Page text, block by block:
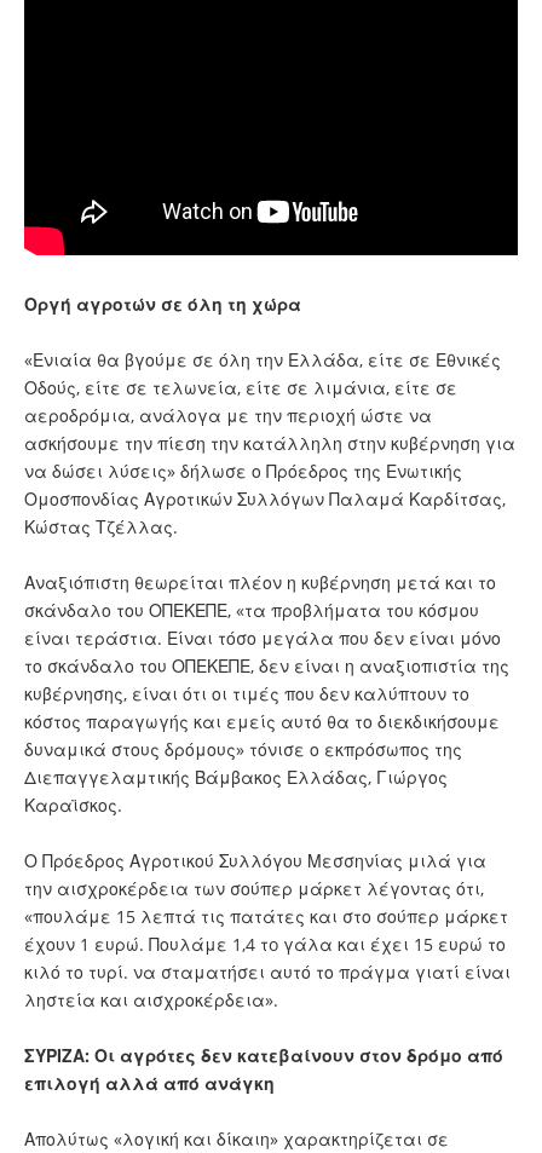
Οργή αγροτών σε όλη τη χώρα
«Ενιαία θα βγούμε σε όλη την Ελλάδα, είτε σε Εθνικές
Οδούς, είτε σε τελωνεία, είτε σε λιμάνια, είτε σε
αεροδρόμια, ανάλογα με την περιοχή ώστε να
ασκήσουμε την πίεση την κατάλληλη στην κυβέρνηση για
να δώσει λύσεις» δήλωσε ο Πρόεδρος της Ενωτικής
Ομοσπονδίας Αγροτικών Συλλόγων Παλαμά Καρδίτσας,
Κώστας Τζέλλας.
Αναξιόπιστη θεωρείται πλέον η κυβέρνηση μετά και το
σκάνδαλο του ΟΠΕΚΕΠΕ, «τα προβλήματα του κόσμου
είναι τεράστια. Είναι τόσο μεγάλα που δεν είναι μόνο
το σκάνδαλο του ΟΠΕΚΕΠΕ, δεν είναι η αναξιοπιστία της
κυβέρνησης, είναι ότι οι τιμές που δεν καλύπτουν το
κόστος παραγωγής και εμείς αυτό θα το διεκδικήσουμε
δυναμικά στους δρόμους» τόνισε ο εκπρόσωπος της
Διεπαγγελαμτικής Βάμβακος Ελλάδας, Γιώργος
Καραϊσκος.
Ο Πρόεδρος Αγροτικού Συλλόγου Μεσσηνίας μιλά για
την αισχροκέρδεια των σούπερ μάρκετ λέγοντας ότι,
«πουλάμε 15 λεπτά τις πατάτες και στο σούπερ μάρκετ
έχουν 1 ευρώ. Πουλάμε 1,4 τo γάλα και έχει 15 ευρώ το
κιλό το τυρί. να σταματήσει αυτό το πράγμα γιατί είναι
ληστεία και αισχροκέρδεια».
ΣΥΡΙΖΑ: Οι αγρότες δεν κατεβαίνουν στον δρόμο από
επιλογή αλλά από ανάγκη
Απολύτως «λογική και δίκαιη» χαρακτηρίζεται σε